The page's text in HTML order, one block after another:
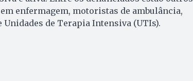
enfermagem, motoristas de ambulância,
de Terapia Intensiva (UTIs).